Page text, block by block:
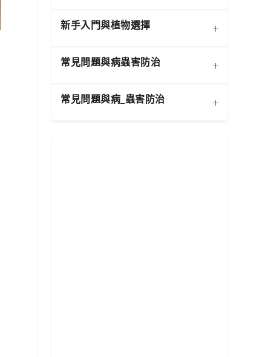
新手入門與植物選擇 +
常見問題與病蟲害防治 +
常見問題與病_蟲害防治 +